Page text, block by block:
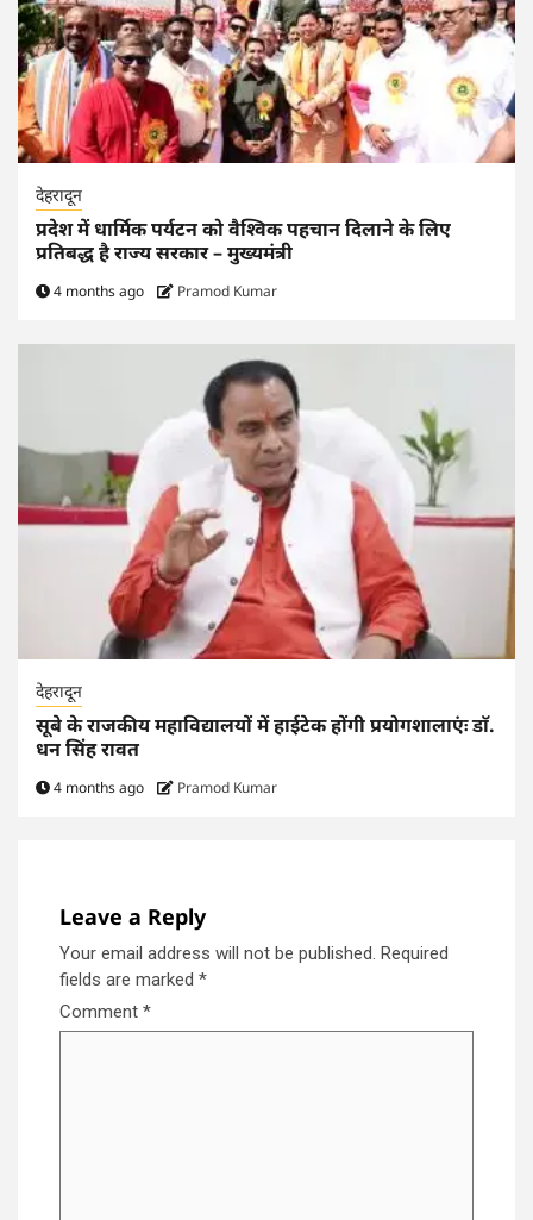
देहरादून
प्रदेश में धार्मिक पर्यटन को वैश्विक पहचान दिलाने के लिए
प्रतिबद्ध है राज्य सरकार – मुख्यमंत्री
4 months ago Pramod Kumar
देहरादून
सूबे के राजकीय महाविद्यालयों में हाईटेक होंगी प्रयोगशालाएंः डाॅ.
धन सिंह रावत
4 months ago Pramod Kumar
Leave a Reply
Your email address will not be published. Required
fields are marked *
Comment *